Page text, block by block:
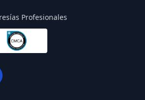
Profesionales